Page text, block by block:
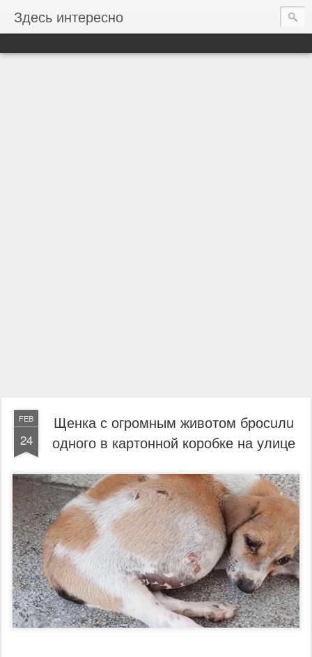
Здесь интересно
FEB
24
Щенка с огромным животом бросuлu
одного в картонной коробке на улице